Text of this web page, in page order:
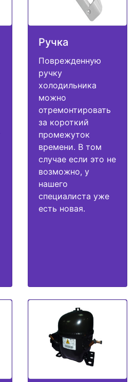
Ручка
Поврежденную
ручку
холодильника
можно
отремонтировать
за короткий
промежуток
времени. В том
случае если это не
возможно, у
нашего
специалиста уже
есть новая.